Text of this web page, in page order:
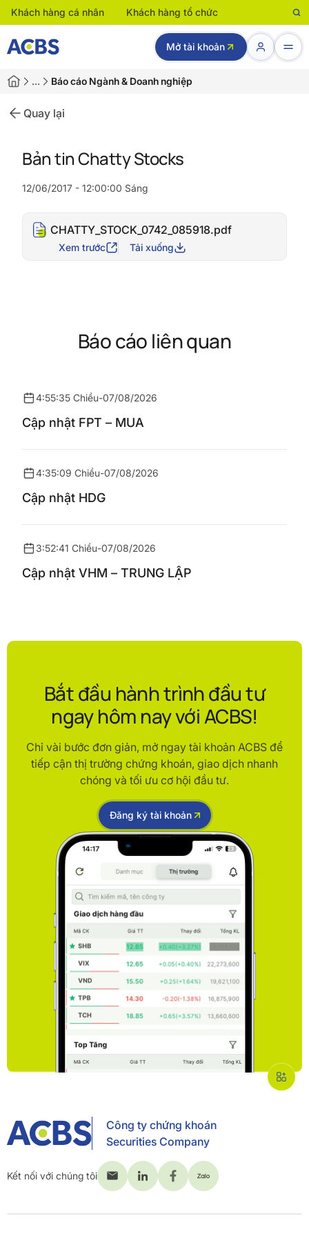
Khách hàng cá nhân Khách hàng tổ chức
Mở tài khoản
… Báo cáo Ngành & Doanh nghiệp
Quay lại
Bản tin Chatty Stocks
12/06/2017 - 12:00:00 Sáng
CHATTY_STOCK_0742_085918.pdf
Xem trước Tải xuống
Báo cáo liên quan
4:55:35 Chiều-07/08/2026
Cập nhật FPT – MUA
4:35:09 Chiều-07/08/2026
Cập nhật HDG
3:52:41 Chiều-07/08/2026
Cập nhật VHM – TRUNG LẬP
Bắt đầu hành trình đầu tư
ngay hôm nay với ACBS!
Chỉ vài bước đơn giản, mở ngay tài khoản ACBS để
tiếp cận thị trường chứng khoán, giao dịch nhanh
chóng và tối ưu cơ hội đầu tư.
Đăng ký tài khoản
Công ty chứng khoán
Securities Company
Kết nối với chúng tôi